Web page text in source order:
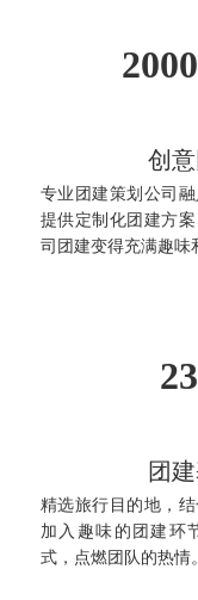
创
专业团建策划公司
提供定制化团建方
司团建变得充满趣味
23
团
精选旅行目的地，
加入趣味的团建环
式，点燃团队的热情